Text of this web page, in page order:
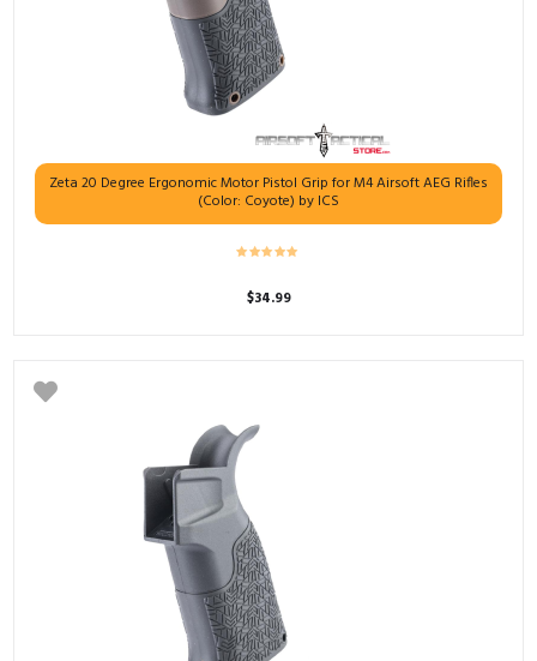
Zeta 20 Degree Ergonomic Motor Pistol Grip for M4 Airsoft AEG Rifles
(Color: Coyote) by ICS
$34.99